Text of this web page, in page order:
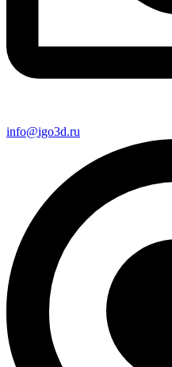
info@igo3d.ru